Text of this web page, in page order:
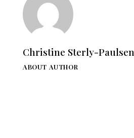
Christine Sterly-Paulsen
ABOUT AUTHOR